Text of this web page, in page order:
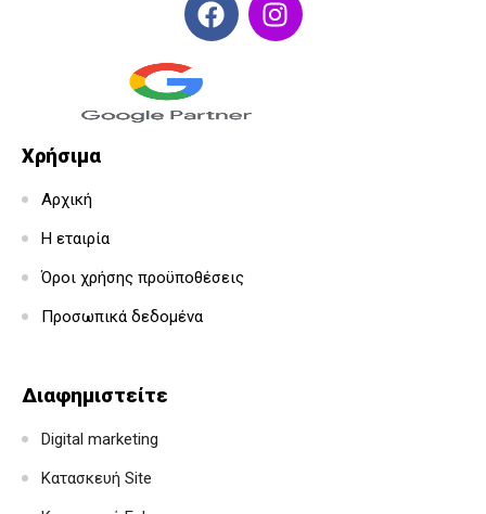
Χρήσιμα
Αρχική
Η εταιρία
Όροι χρήσης προϋποθέσεις
Προσωπικά δεδομένα
Διαφημιστείτε
Digital marketing
Κατασκευή Site